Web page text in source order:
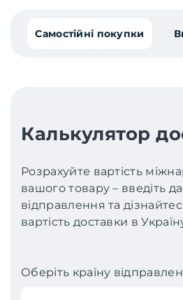
Самостійні покупки
Калькулятор
Розрахуйте вартість
вашого товару – введіть
відправлення та
вартість доставки в
Оберіть країну